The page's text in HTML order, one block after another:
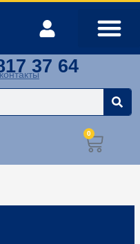
37 64
0